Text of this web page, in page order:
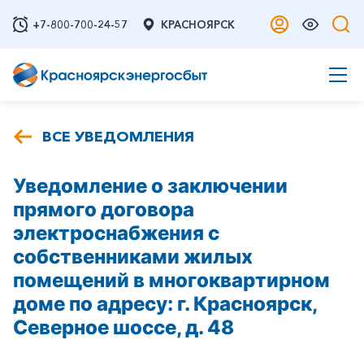
+7-800-700-24-57 КРАСНОЯРСК
ВСЕ УВЕДОМЛЕНИЯ
Уведомление о заключении
прямого договора
электроснабжения с
собственниками жилых
помещений в многоквартирном
доме по адресу: г. Красноярск,
Северное шоссе, д. 48